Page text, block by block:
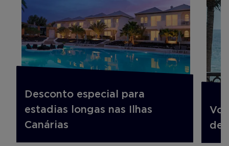
Desconto especial para
estadias longas nas Ilhas
Canárias